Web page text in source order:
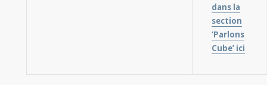
dans la
section
‘Parlons
Cube’ ici